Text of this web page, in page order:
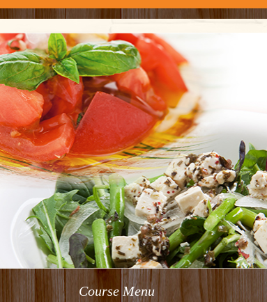
Course Menu